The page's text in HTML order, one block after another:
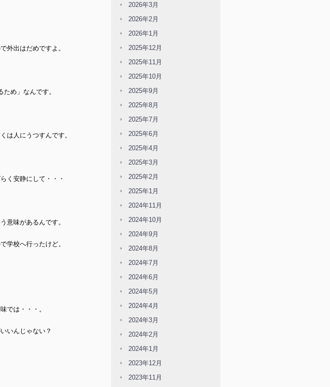
外出はだめですよ。
め」なんです。
は人にうつすんです。
く安静にして・・・
意味があるんです。
学校へ行ったけど。
では・・・。
いんじゃない？
2026年3月
2026年2月
2026年1月
2025年12月
2025年11月
2025年10月
2025年9月
2025年8月
2025年7月
2025年6月
2025年4月
2025年3月
2025年2月
2025年1月
2024年11月
2024年10月
2024年9月
2024年8月
2024年7月
2024年6月
2024年5月
2024年4月
2024年3月
2024年2月
2024年1月
2023年12月
2023年11月